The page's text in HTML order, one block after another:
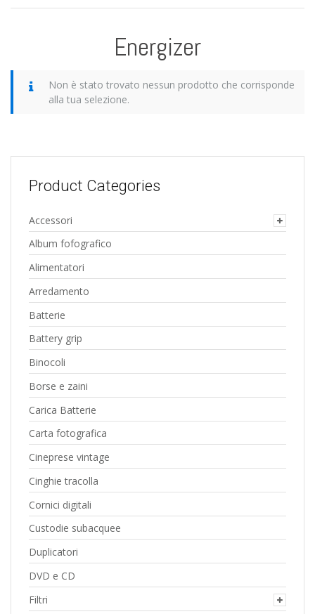
Energizer
Non è stato trovato nessun prodotto che corrisponde
alla tua selezione.
Product Categories
Accessori
Album fofografico
Alimentatori
Arredamento
Batterie
Battery grip
Binocoli
Borse e zaini
Carica Batterie
Carta fotografica
Cineprese vintage
Cinghie tracolla
Cornici digitali
Custodie subacquee
Duplicatori
DVD e CD
Filtri